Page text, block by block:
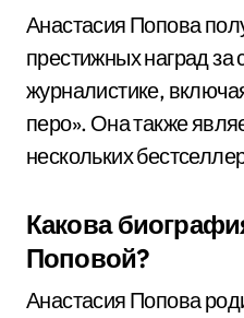
Анастасия Попова
престижных наград за
журналистике,
перо». Она также
нескольких
Какова
Поповой?
Анастасия Попова